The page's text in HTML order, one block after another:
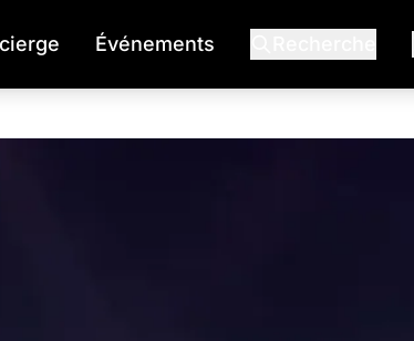
Événements